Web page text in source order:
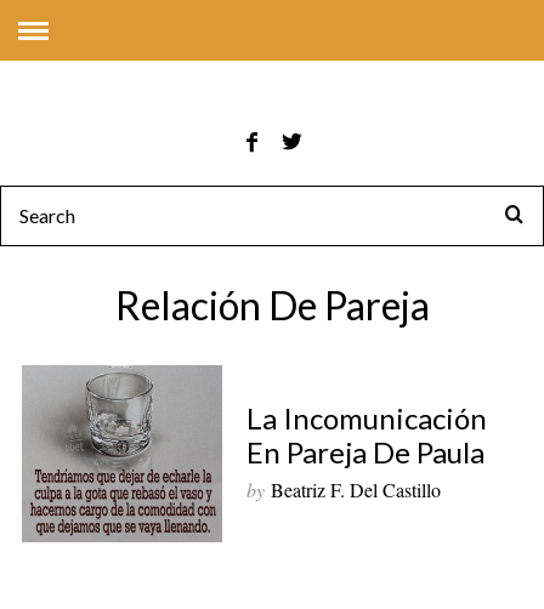
Relación De Pareja
La Incomunicación
En Pareja De Paula
by Beatriz F. Del Castillo